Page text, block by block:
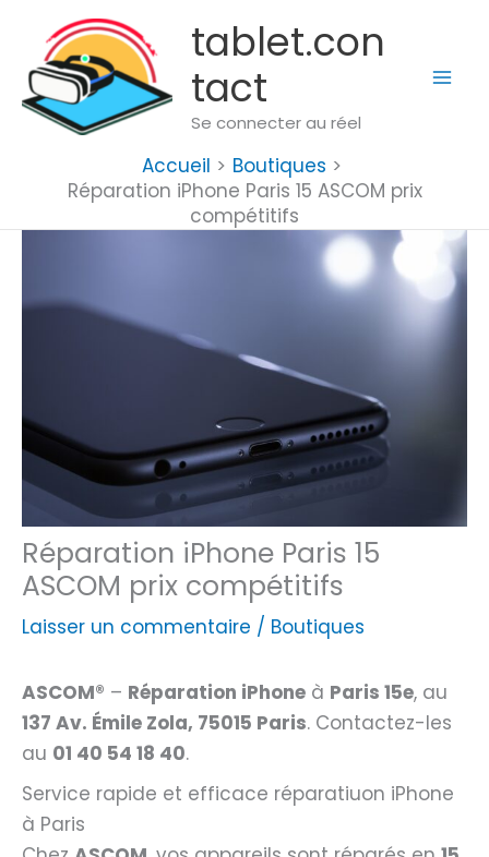
contenu
tablet.con
tact
Se connecter au réel
Accueil
Boutiques
Réparation iPhone Paris 15 ASCOM prix
compétitifs
Réparation iPhone Paris 15
ASCOM prix compétitifs
Laisser un commentaire / Boutiques
ASCOM® – Réparation iPhone à Paris 15e, au
137 Av. Émile Zola, 75015 Paris. Contactez-les
au 01 40 54 18 40.
Service rapide et efficace réparatiuon iPhone
à Paris